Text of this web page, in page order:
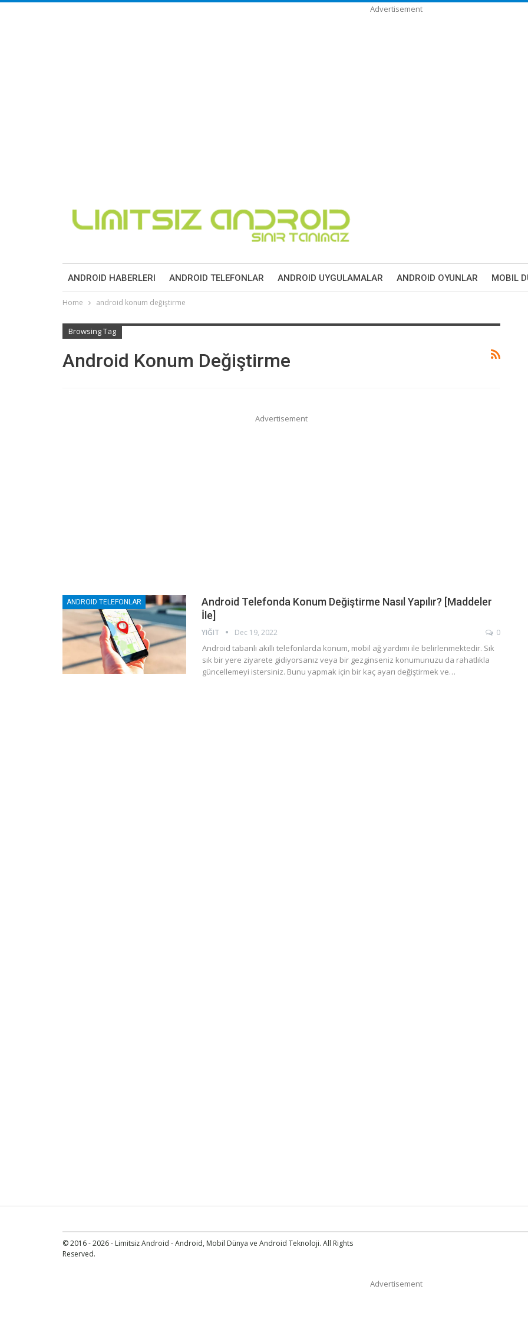
Advertisement
ANDROID HABERLERI ANDROID TELEFONLAR ANDROID UYGULAMALAR ANDROID OYUNLAR MOBIL
Home android konum değiştirme
Browsing Tag
Android Konum Değiştirme
Advertisement
ANDROID TELEFONLAR
Android Telefonda Konum Değiştirme Nasıl Yapılır? [Maddeler
İle]
YIĞIT Dec 19, 2022 0
Android tabanlı akıllı telefonlarda konum, mobil ağ yardımı ile belirlenmektedir. Sık
sık bir yere ziyarete gidiyorsanız veya bir gezginseniz konumunuzu da rahatlıkla
güncellemeyi istersiniz. Bunu yapmak için bir kaç ayarı değiştirmek ve…
© 2016 - 2026 - Limitsiz Android - Android, Mobil Dünya ve Android Teknoloji. All Rights
Reserved.
Advertisement